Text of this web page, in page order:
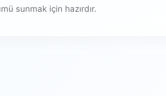
sunmak için hazırdır.